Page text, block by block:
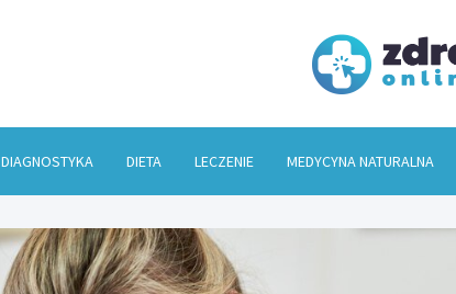
DIAGNOSTYKA DIETA LECZENIE MEDYCYNA NATURALNA